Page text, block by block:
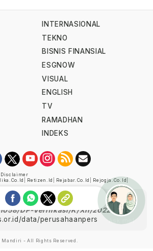
INTERNASIONAL
TEKNO
BISNIS FINANSIAL
ESGNOW
VISUAL
ENGLISH
TV
RAMADHAN
INDEKS
Disclaimer
Retizen.id Rejabar.co.id Rejogja.co.id
oleh Dewan Pers
DP-Verifikasi/K/XII/2022
data/perusahaanpers
Mandiri - All Rights Reserved.
Ask me!